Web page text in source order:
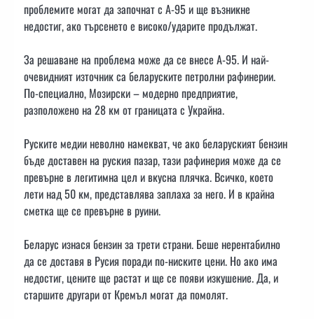
проблемите могат да започнат с A-95 и ще възникне
недостиг, ако търсенето е високо/ударите продължат.
За решаване на проблема може да се внесе А-95. И най-
очевидният източник са беларуските петролни рафинерии.
По-специално, Мозирски – модерно предприятие,
разположено на 28 км от границата с Украйна.
Руските медии неволно намекват, че ако беларуският бензин
бъде доставен на руския пазар, тази рафинерия може да се
превърне в легитимна цел и вкусна плячка. Всичко, което
лети над 50 км, представлява заплаха за него. И в крайна
сметка ще се превърне в руини.
Беларус изнася бензин за трети страни. Беше нерентабилно
да се доставя в Русия поради по-ниските цени. Но ако има
недостиг, цените ще растат и ще се появи изкушение. Да, и
старшите другари от Кремъл могат да помолят.